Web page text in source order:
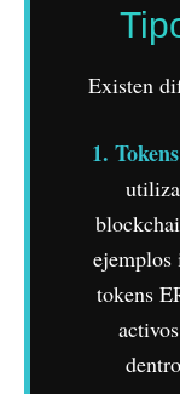
Existen
1.
tokens